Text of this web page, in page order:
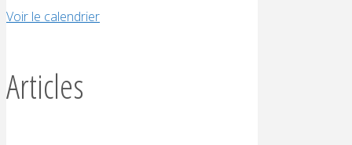
Voir le calendrier
Articles